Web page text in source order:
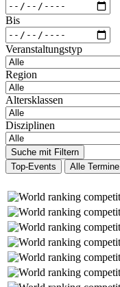
Bis
Veranstaltungstyp
Region
Altersklassen
Disziplinen
Suche mit Filtern
Top-Events
Alle Termine